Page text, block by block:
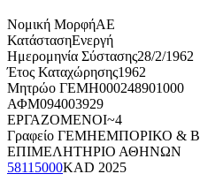
Νομική ΜορφήΑΕ
ΚατάστασηΕνεργή
Ημερομηνία Σύστασης28/2/1962
Έτος Καταχώρησης1962
Μητρώο ΓΕΜΗ000248901000
ΑΦΜ094003929
ΕΡΓΑΖΟΜΕΝΟΙ~4
Γραφείο ΓΕΜΗΕΜΠΟΡΙΚΟ &
ΕΠΙΜΕΛΗΤΗΡΙΟ ΑΘΗΝΩΝ
58115000KAD 2025